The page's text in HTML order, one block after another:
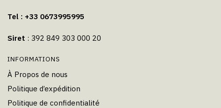
Tel : +33 0673995995
Siret : 392 849 303 000 20
INFORMATIONS
À Propos de nous
Politique d’expédition
Politique de confidentialité